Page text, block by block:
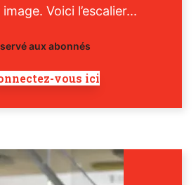
Voici l’escalier...
aux abonnés
vous ici